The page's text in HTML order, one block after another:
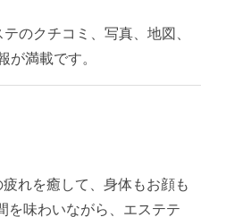
のクチコミ、写真、地図、
満載です。
れを癒して、身体もお顔も
を味わいながら、エステテ